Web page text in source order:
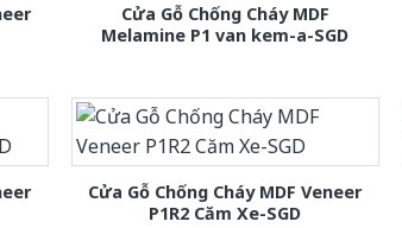
Cửa Gỗ Chống Cháy MDF
Melamine P1 van kem-a-SGD
Cửa Gỗ Chống Cháy MDF Veneer
P1R2 Căm Xe-SGD